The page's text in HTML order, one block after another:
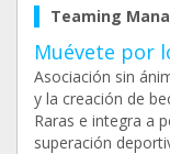
Teaming
Muévete por
Asociación sin
y la creación de
Raras e integra a
superación